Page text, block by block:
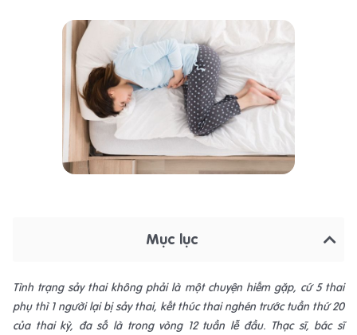
Mục lục
Tình trạng sảy thai không phải là một chuyện hiếm gặp, cứ 5 thai
phụ thì 1 người lại bị sảy thai, kết thúc thai nghén trước tuần thứ 20
của thai kỳ, đa số là trong vòng 12 tuần lễ đầu. Thạc sĩ, bác sĩ